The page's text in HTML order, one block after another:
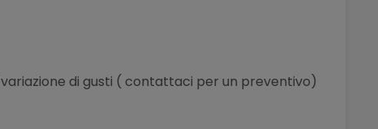
variazione di gusti ( contattaci per un preventivo)